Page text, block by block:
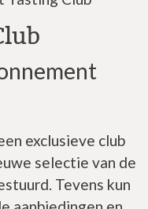
exclusieve club
selectie van de
Tevens kun